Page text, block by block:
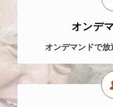
オンデ
オンデマンドで